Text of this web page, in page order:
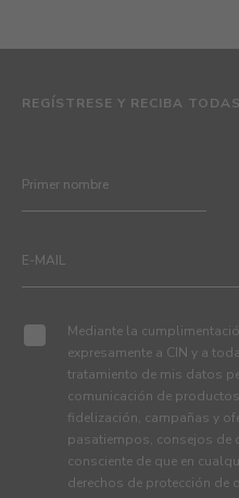
REGÍSTRESE Y RECIBA
Mediante la
expresamente a CIN y a
tratamiento de mis datos
comunicación de
fidelización, campañas y
pasatiempos, consejos de
consciente de que en
derechos de protección de